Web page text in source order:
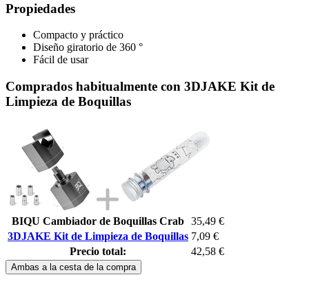
Propiedades
Compacto y práctico
Diseño giratorio de 360 °
Fácil de usar
Comprados habitualmente con 3DJAKE Kit de
Limpieza de Boquillas
BIQU Cambiador de Boquillas Crab 35,49 €
3DJAKE Kit de Limpieza de Boquillas 7,09 €
Precio total:
42,58 €
Ambas a la cesta de la compra